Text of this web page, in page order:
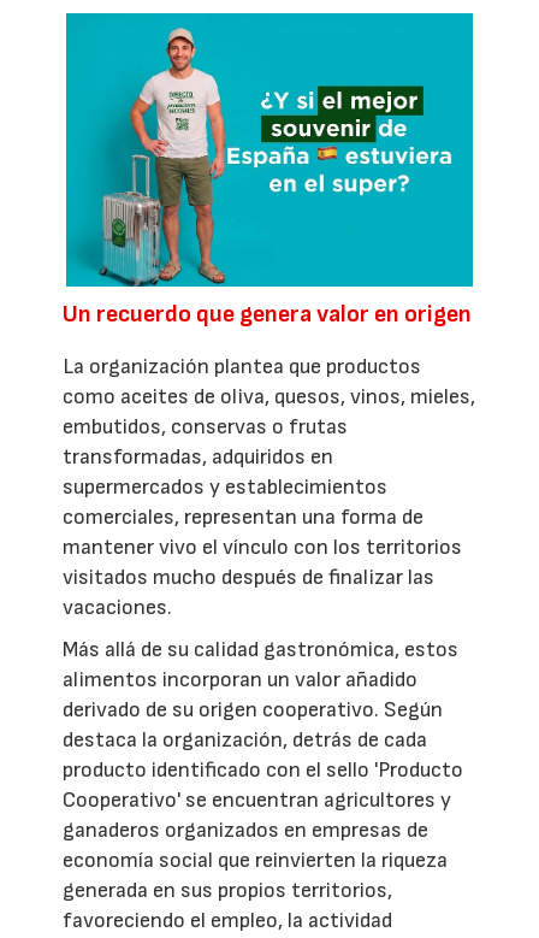
Un recuerdo que genera valor en origen
La organización plantea que productos
como aceites de oliva, quesos, vinos, mieles,
embutidos, conservas o frutas
transformadas, adquiridos en
supermercados y establecimientos
comerciales, representan una forma de
mantener vivo el vínculo con los territorios
visitados mucho después de finalizar las
vacaciones.
Más allá de su calidad gastronómica, estos
alimentos incorporan un valor añadido
derivado de su origen cooperativo. Según
destaca la organización, detrás de cada
producto identificado con el sello 'Producto
Cooperativo' se encuentran agricultores y
ganaderos organizados en empresas de
economía social que reinvierten la riqueza
generada en sus propios territorios,
favoreciendo el empleo, la actividad